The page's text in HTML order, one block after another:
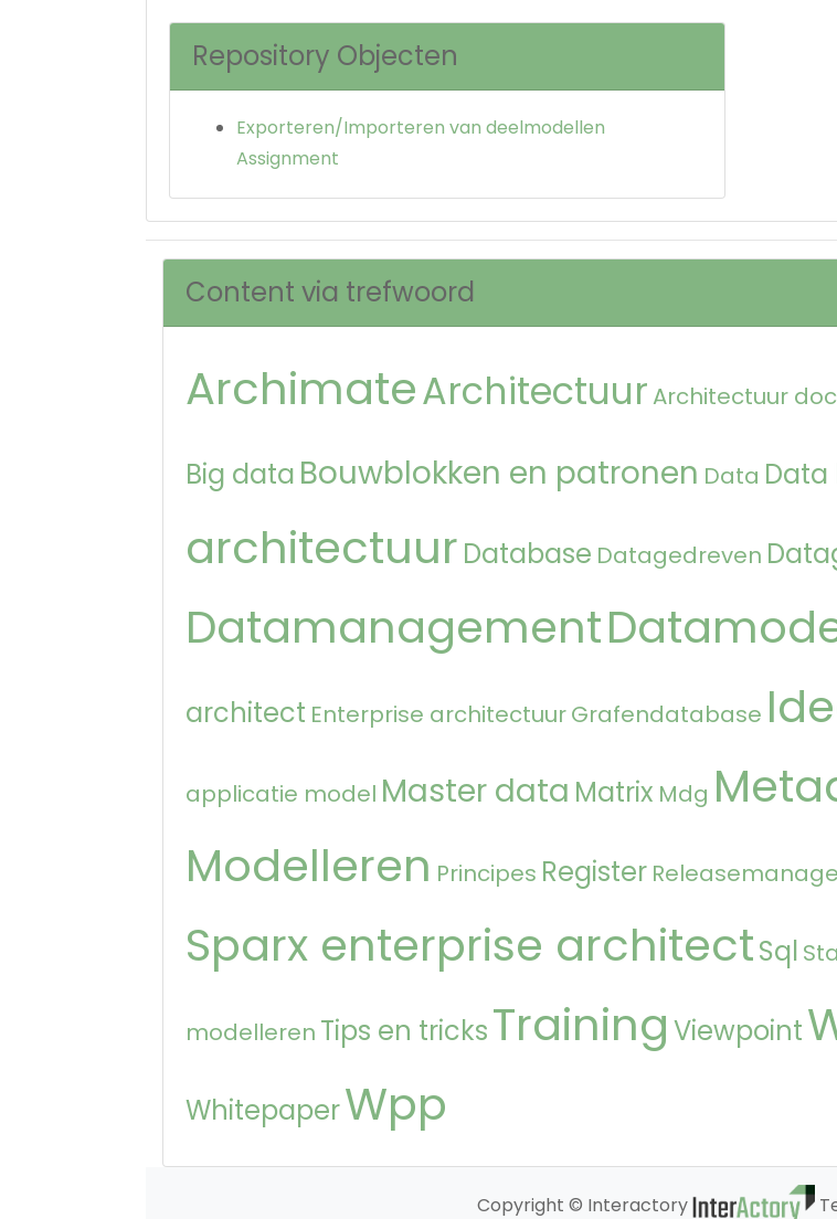
Repository Objecten
Exporteren/Importeren van deelmodellen
Assignment
Content via trefwoord
ArchimateArchitectuur Architectuur
Big data Bouwblokken en patronen Data Data
architectuur Database Datagedreven
Datamanagement
architect Enterprise architectuurGrafendatabase
applicatie model Master data Matrix Mdg
Modelleren Principes Register
Sparx enterprise architectSql
modelleren Tips en tricksTraining Viewpoint
WhitepaperWpp
Copyright © Interactory